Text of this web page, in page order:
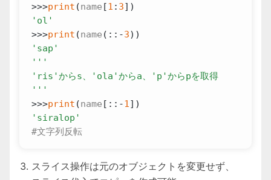
>>>print (name [1 : 3])
'ol'
>>>print (name (:: -3))
'sap'
'''
>>>print (name [:: -1 ])
'siralop'
#文字列反転
スライス操作は元のオブジェクトを変更せず、